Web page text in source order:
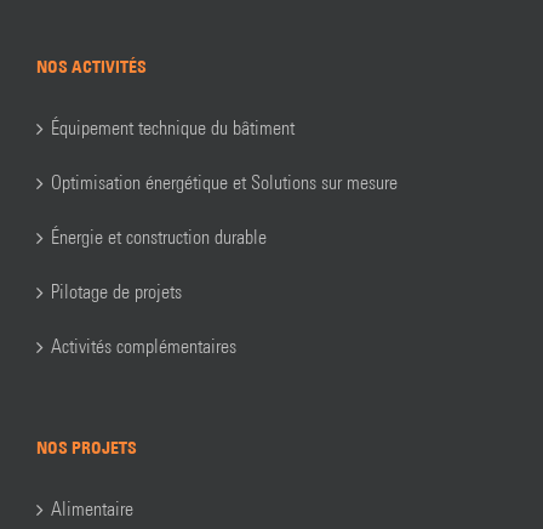
NOS ACTIVITÉS
Équipement technique du bâtiment
Optimisation énergétique et Solutions sur mesure
Énergie et construction durable
Pilotage de projets
Activités complémentaires
NOS PROJETS
Alimentaire